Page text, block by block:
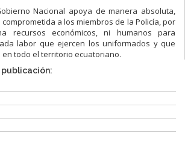
Nacional apoya de manera absoluta,
a los miembros de la Policía, por
recursos económicos, ni humanos para
labor que ejercen los uniformados y que
todo el territorio ecuatoriano.